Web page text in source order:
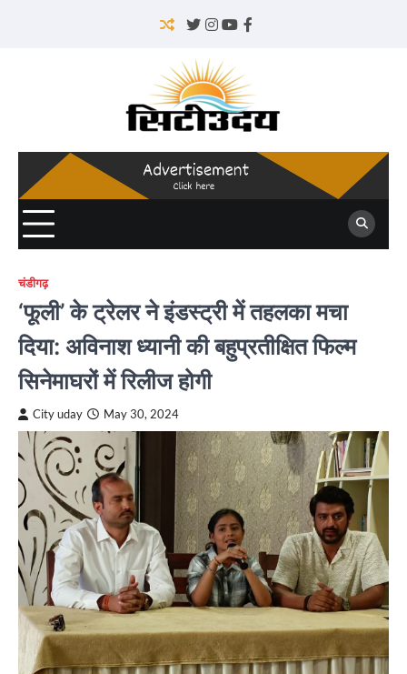
Twitter
Instagram
YouTube
Facebook
चंडीगढ़
‘फूली’ के ट्रेलर ने इंडस्ट्री में तहलका मचा
दिया: अविनाश ध्यानी की बहुप्रतीक्षित फिल्म
सिनेमाघरों में रिलीज होगी
City uday May 30, 2024